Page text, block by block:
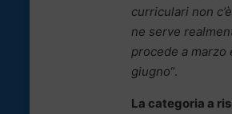
curriculari non
ne serve
procede a
giugno“.
La categoria a